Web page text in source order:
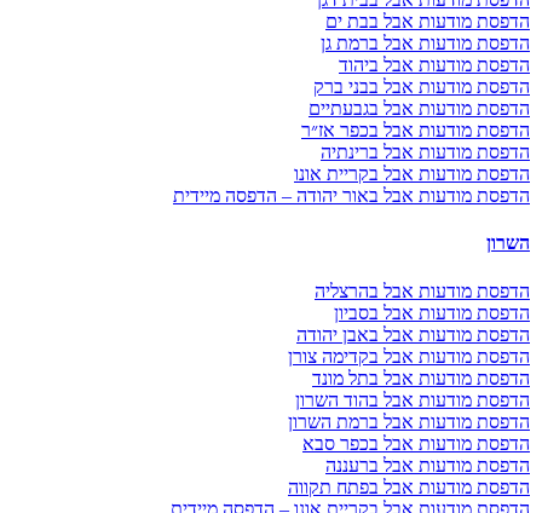
הדפסת מודעות אבל בבת ים
הדפסת מודעות אבל ברמת גן
הדפסת מודעות אבל ביהוד
הדפסת מודעות אבל בבני ברק
הדפסת מודעות אבל בגבעתיים
הדפסת מודעות אבל בכפר אז״ר
הדפסת מודעות אבל ברינתיה
הדפסת מודעות אבל בקריית אונו
הדפסת מודעות אבל באור יהודה – הדפסה מיידית
השרון
הדפסת מודעות אבל בהרצליה
הדפסת מודעות אבל בסביון
הדפסת מודעות אבל באבן יהודה
הדפסת מודעות אבל בקדימה צורן
הדפסת מודעות אבל בתל מונד
הדפסת מודעות אבל בהוד השרון
הדפסת מודעות אבל ברמת השרון
הדפסת מודעות אבל בכפר סבא
הדפסת מודעות אבל ברעננה
הדפסת מודעות אבל בפתח תקווה
הדפסת מודעות אבל בקריית אונו – הדפסה מיידית